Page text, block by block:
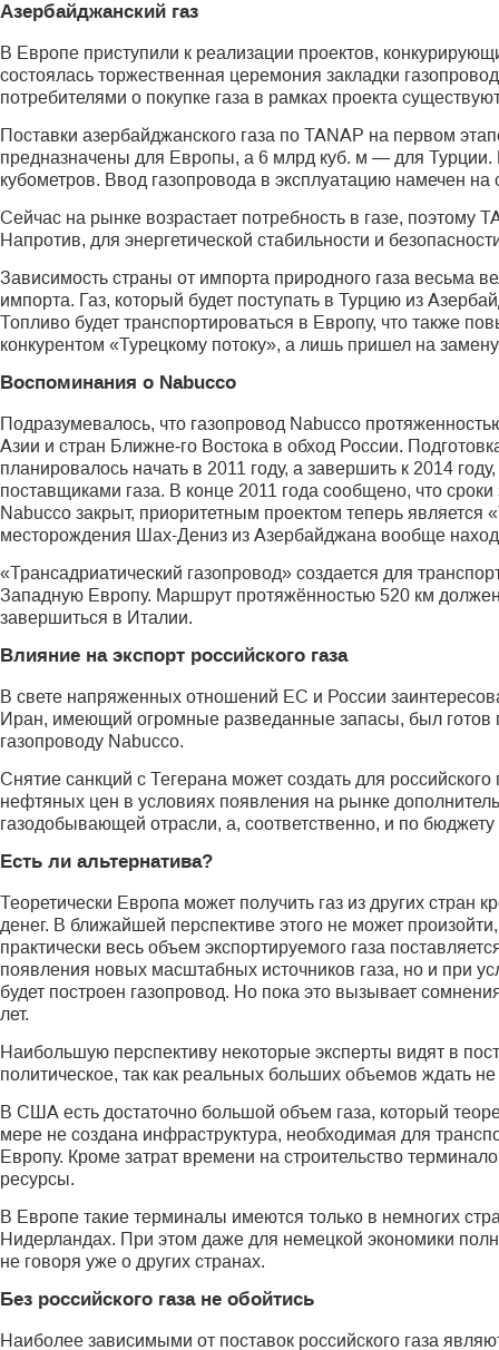
Азербайджанский газ
В Европе приступили к реализации проектов,
состоялась торжественная церемония закладки
потребителями о покупке газа в рамках проекта
Поставки азербайджанского газа по TANAP на первом
предназначены для Европы, а 6 млрд куб. м — для
кубометров. Ввод газопровода в эксплуатацию намечен на
Сейчас на рынке возрастает потребность в газе, поэтому
Напротив, для энергетической стабильности и
Зависимость страны от импорта природного газа весьма
импорта. Газ, который будет поступать в Турцию из
Топливо будет транспортироваться в Европу, что также
конкурентом «Турецкому потоку», а лишь пришел на
Воспоминания о Nabucco
Подразумевалось, что газопровод Nabucco
Азии и стран Ближне‑го Востока в обход России.
планировалось начать в 2011 году, а завершить к 2014
поставщиками газа. В конце 2011 года сообщено, что
Nabucco закрыт, приоритетным проектом теперь является
месторождения Шах-Дениз из Азербайджана вообще
«Трансадриатический газопровод» создается для
Западную Европу. Маршрут протяжённостью 520 км
завершиться в Италии.
Влияние на экспорт российского газа
В свете напряженных отношений ЕС и России
Иран, имеющий огромные разведанные запасы, был готов
газопроводу Nabucco.
Снятие санкций с Тегерана может создать для
нефтяных цен в условиях появления на рынке
газодобывающей отрасли, а, соответственно, и по
Есть ли альтернатива?
Теоретически Европа может получить газ из других стран
денег. В ближайшей перспективе этого не может
практически весь объем экспортируемого газа
появления новых масштабных источников газа, но и при
будет построен газопровод. Но пока это вызывает
лет.
Наибольшую перспективу некоторые эксперты видят в
политическое, так как реальных больших объемов ждать не
В США есть достаточно большой объем газа, который
мере не создана инфраструктура, необходимая для
Европу. Кроме затрат времени на строительство
ресурсы.
В Европе такие терминалы имеются только в немногих
Нидерландах. При этом даже для немецкой экономики
не говоря уже о других странах.
Без российского газа не обойтись
Наиболее зависимыми от поставок российского газа